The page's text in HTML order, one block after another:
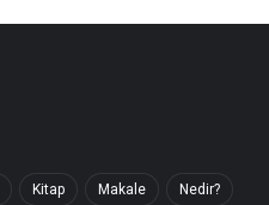
Kitap Makale Nedir?